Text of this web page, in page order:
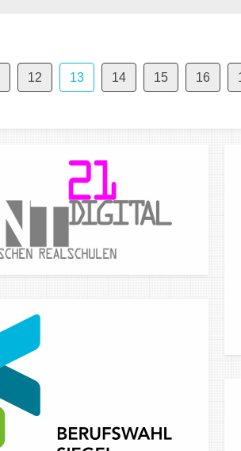
12 13 14 15 16